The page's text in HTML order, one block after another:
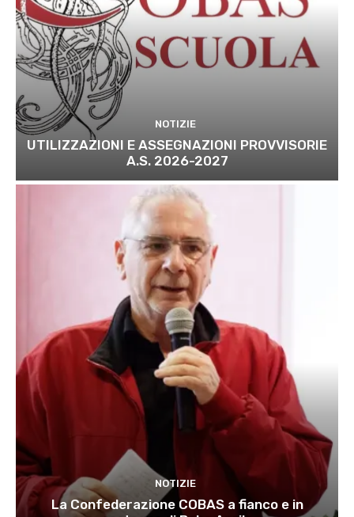
NOTIZIE
UTILIZZAZIONI E ASSEGNAZIONI PROVVISORIE
A.S. 2026-2027
NOTIZIE
La Confederazione COBAS a fianco e in